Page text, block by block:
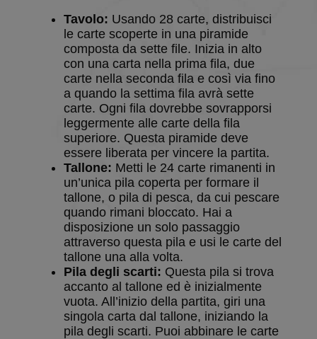
Tavolo: Usando 28 carte, distribuisci
le carte scoperte in una piramide
composta da sette file. Inizia in alto
con una carta nella prima fila, due
carte nella seconda fila e così via fino
a quando la settima fila avrà sette
carte. Ogni fila dovrebbe sovrapporsi
leggermente alle carte della fila
superiore. Questa piramide deve
essere liberata per vincere la partita.
Tallone: Metti le 24 carte rimanenti in
un’unica pila coperta per formare il
tallone, o pila di pesca, da cui pescare
quando rimani bloccato. Hai a
disposizione un solo passaggio
attraverso questa pila e usi le carte del
tallone una alla volta.
Pila degli scarti: Questa pila si trova
accanto al tallone ed è inizialmente
vuota. All’inizio della partita, giri una
singola carta dal tallone, iniziando la
pila degli scarti. Puoi abbinare le carte